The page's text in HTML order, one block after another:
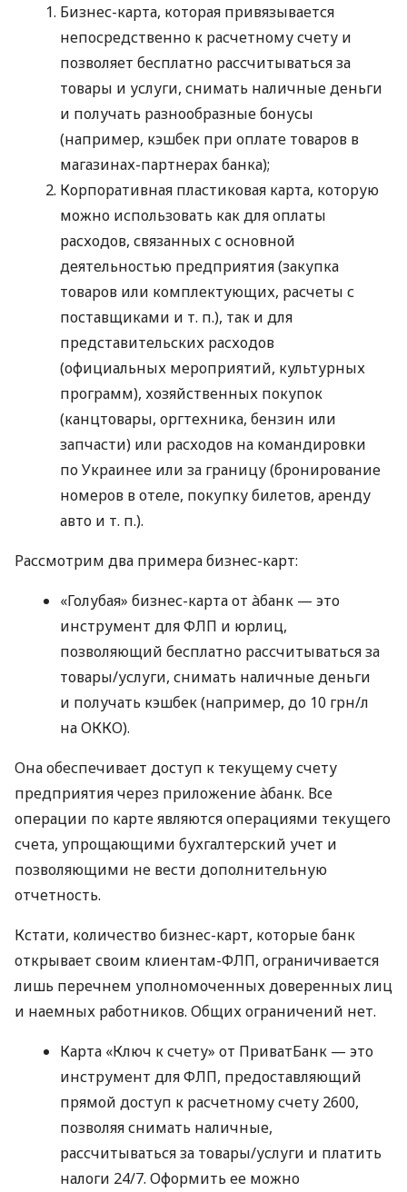
Бизнес-карта, которая привязывается
непосредственно к расчетному счету и
позволяет бесплатно рассчитываться за
товары и услуги, снимать наличные деньги
и получать разнообразные бонусы
(например, кэшбек при оплате товаров в
магазинах-партнерах банка);
Корпоративная пластиковая карта, которую
можно использовать как для оплаты
расходов, связанных с основной
деятельностью предприятия (закупка
товаров или комплектующих, расчеты с
поставщиками и т. п.), так и для
представительских расходов
(официальных мероприятий, культурных
программ), хозяйственных покупок
(канцтовары, оргтехника, бензин или
запчасти) или расходов на командировки
по Украинее или за границу (бронирование
номеров в отеле, покупку билетов, аренду
авто и т. п.).
Рассмотрим два примера бизнес-карт:
«Голубая» бизнес-карта от àбанк — это
инструмент для ФЛП и юрлиц,
позволяющий бесплатно рассчитываться за
товары/услуги, снимать наличные деньги
и получать кэшбек (например, до 10 грн/л
на ОККО).
Она обеспечивает доступ к текущему счету
предприятия через приложение àбанк. Все
операции по карте являются операциями текущего
счета, упрощающими бухгалтерский учет и
позволяющими не вести дополнительную
отчетность.
Кстати, количество бизнес-карт, которые банк
открывает своим клиентам-ФЛП, ограничивается
лишь перечнем уполномоченных доверенных лиц
и наемных работников. Общих ограничений нет.
Карта «Ключ к счету» от ПриватБанк — это
инструмент для ФЛП, предоставляющий
прямой доступ к расчетному счету 2600,
позволяя снимать наличные,
рассчитываться за товары/услуги и платить
налоги 24/7. Оформить ее можно